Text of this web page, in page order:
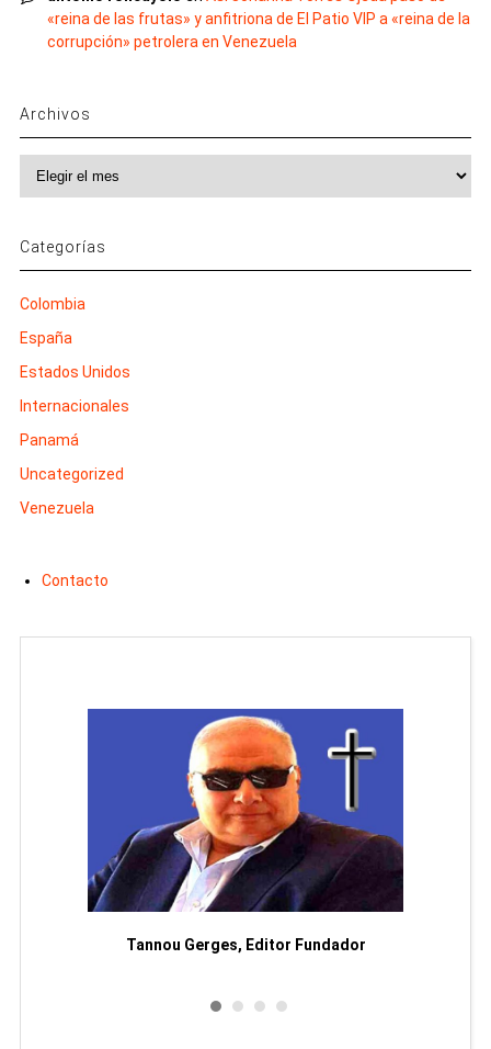
«reina de las frutas» y anfitriona de El Patio VIP a «reina de la
corrupción» petrolera en Venezuela
Archivos
Categorías
Colombia
España
Estados Unidos
Internacionales
Panamá
Uncategorized
Venezuela
Contacto
Tannou Gerges, Editor Fundador